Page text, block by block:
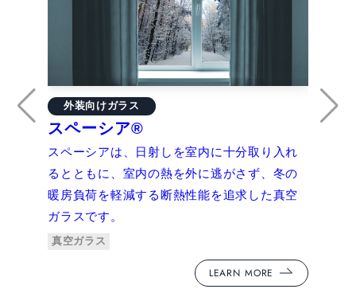
スペーシア®
外装向けガラス
スペーシアは、日射しを室内に十分取り入れ
るとともに、室内の熱を外に逃がさず、冬の
暖房負荷を軽減する断熱性能を追求した真空
ガラスです。
真空ガラス
LEARN MORE